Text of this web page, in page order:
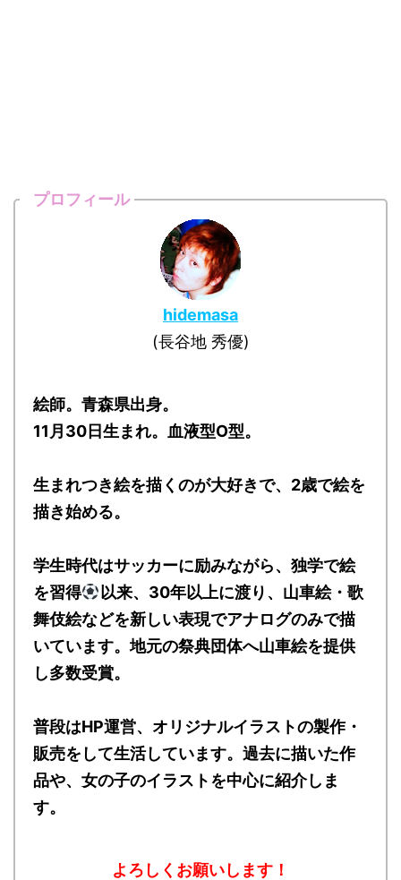
プロフィール
hidemasa
(長谷地 秀優)
絵師。青森県出身。
11月30日生まれ。血液型O型。
生まれつき絵を描くのが大好きで、2歳で絵を
描き始める。
学生時代はサッカーに励みながら、独学で絵
を習得
以来、30年以上に渡り、山車絵・歌
舞伎絵などを新しい表現でアナログのみで描
いています。地元の祭典団体へ山車絵を提供
し多数受賞。
普段はHP運営、オリジナルイラストの製作・
販売をして生活しています。過去に描いた作
品や、女の子のイラストを中心に紹介しま
す。
よろしくお願いします！